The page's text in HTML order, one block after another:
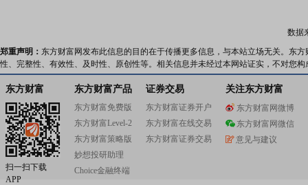
优秀民族品牌企业。2024年位列中国内资PCB百强企业第
数据
郑重声明： 东方财富网发布此信息的目的在于传播更多信息，与本站立场无关。东
性、完整性、有效性、及时性、原创性等。相关信息并未经过本网站证实，不对您
东方财富
扫一扫下载
APP
东方财富产品
东方财富免费版
东方财富Level-2
东方财富策略版
妙想投研助理
Choice金融终端
证券交易
东方财富证券开户
东方财富在线交易
东方财富证券交易
关注东方财富
东方财富网微博
东方财富网微信
意见与建议